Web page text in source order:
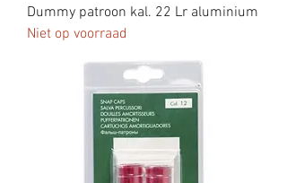
Dummy patroon kal. 22 Lr aluminium
Niet op voorraad